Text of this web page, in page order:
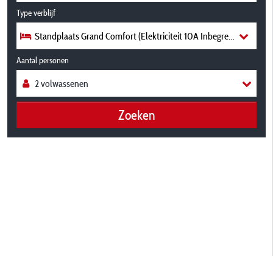
Type verblijf
Standplaats Grand Comfort (Elektriciteit 10A Inbegrepen) +
Aantal personen
Zoeken